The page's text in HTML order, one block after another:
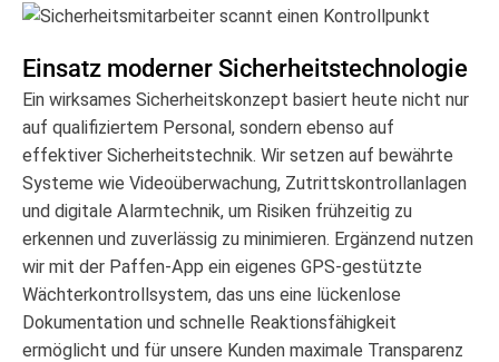
Einsatz moderner Sicherheits­technologie
Ein wirksames Sicherheitskonzept basiert heute nicht nur
auf qualifiziertem Personal, sondern ebenso auf
effektiver Sicherheitstechnik. Wir setzen auf bewährte
Systeme wie Videoüberwachung, Zutritts­kontroll­anlagen
und digitale Alarmtechnik, um Risiken frühzeitig zu
erkennen und zuverlässig zu minimieren. Ergänzend nutzen
wir mit der Paffen-App ein eigenes GPS-gestützte
Wächter­kontrollsystem, das uns eine lückenlose
Dokumentation und schnelle Reaktions­fähigkeit
ermöglicht und für unsere Kunden maximale Transparenz